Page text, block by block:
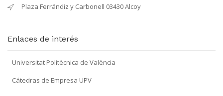
Plaza Ferrándiz y Carbonell 03430 Alcoy
Enlaces de interés
Universitat Politècnica de València
Cátedras de Empresa UPV